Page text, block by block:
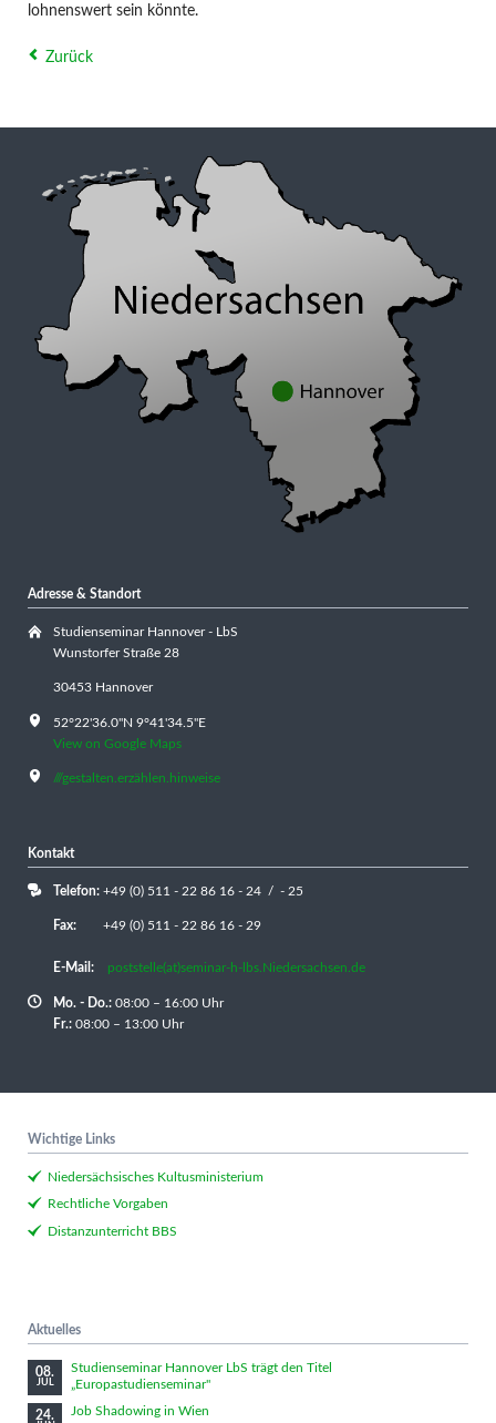
lohnenswert sein könnte.
Zurück
Adresse & Standort
Studienseminar Hannover - LbS
Wunstorfer Straße 28
30453 Hannover
52°22'36.0"N 9°41'34.5"E
View on Google Maps
///gestalten.erzählen.hinweise
Kontakt
Telefon:+49 (0) 511 - 22 86 16 - 24 / - 25
Fax:+49 (0) 511 - 22 86 16 - 29
E-Mail: poststelle(at)seminar-h-lbs.Niedersachsen.de
Mo. - Do.:08:00 – 16:00 Uhr
Fr.:08:00 – 13:00 Uhr
Wichtige Links
Niedersächsisches Kultusministerium
Rechtliche Vorgaben
Distanzunterricht BBS
Aktuelles
08.
JUL
Studienseminar Hannover LbS trägt den Titel
„Europastudienseminar"
24. Job Shadowing in Wien